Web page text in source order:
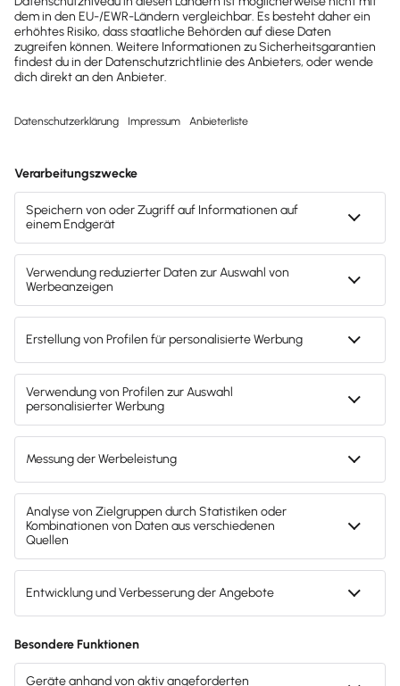
dich da.
lexware-onlineschulungen@haufe-
lexware.com
Svenja Bock
Deine Ansprechpartnerin für die
Lexware Akademie
Gendergerechte Sprache
Privatsphäre-Einstellungen
Compliance
Impressum